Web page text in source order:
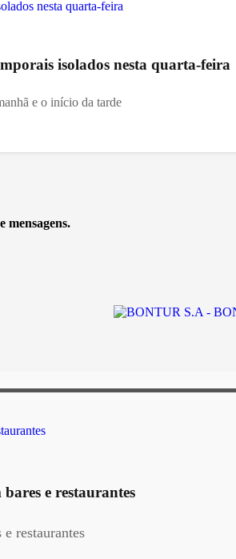
isolados nesta quarta-feira
e o início da tarde
mensagens.
e restaurantes
restaurantes